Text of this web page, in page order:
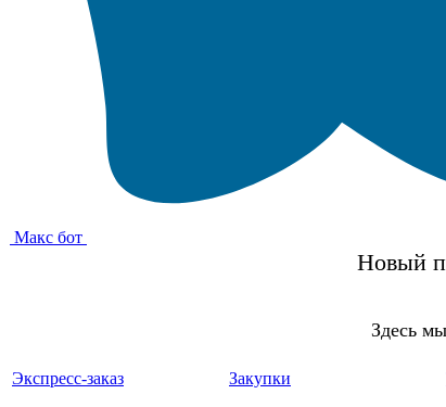
Макс бот
Новый
Здесь
Экспресс-заказ Закупки